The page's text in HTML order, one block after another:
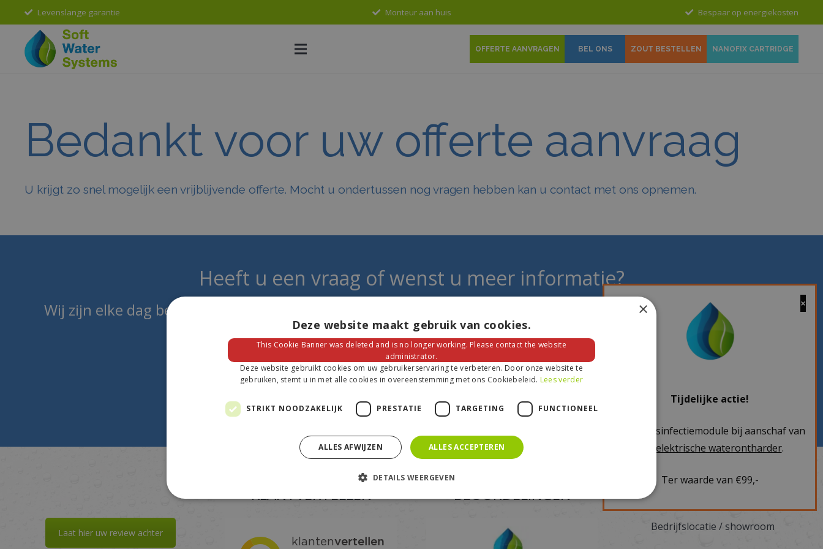
Levenslange garantie Monteur aan huis Bespaar op energiekosten
OFFERTE AANVRAGEN BEL ONS ZOUT BESTELLEN NANOFIX CARTRIDGE
Bedankt voor uw offerte aanvraag
U krijgt zo snel mogelijk een vrijblijvende offerte. Mocht u ondertussen nog vragen hebben kan u contact met ons opnemen.
Heeft u een vraag of wenst u meer informatie?
Wij zijn elke dag bereikbaar en helpen u graag als u vragen heeft of meer informatie over ons producten wilt
hebben.
Laat hier uw review achter
KLANTVERTELLEN BEOORDELINGEN CONTACT INFORMATIE
Bedrijfslocatie / showroom
Tijdelijke actie!
Gratis desinfectiemodule bij aanschaf van
elektrische waterontharder.
Ter waarde van €99,-
×
Deze website maakt gebruik van cookies.
This Cookie Banner was deleted and is no longer working. Please contact the website
administrator.
Deze website gebruikt cookies om uw gebruikerservaring te verbeteren. Door onze website te
gebruiken, stemt u in met alle cookies in overeenstemming met ons Cookiebeleid. Lees verder
STRIKT NOODZAKELIJK PRESTATIE TARGETING FUNCTIONEEL
ALLES ACCEPTEREN
ALLES AFWIJZEN
DETAILS WEERGEVEN